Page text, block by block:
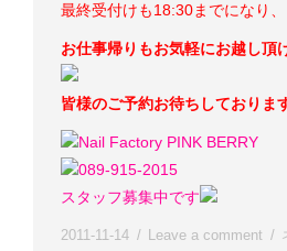
最終受付けも18:30までになり、
お仕事帰りもお気軽にお越し頂
皆様のご予約お待ちしておりま
Nail Factory PINK BERRY
089-915-2015
スタッフ募集中です
2011-11-14 Leave a comment